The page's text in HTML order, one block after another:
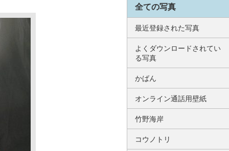
全ての写真
最近登録された写真
よくダウンロードされてい
る写真
かばん
オンライン通話用壁紙
竹野海岸
コウノトリ